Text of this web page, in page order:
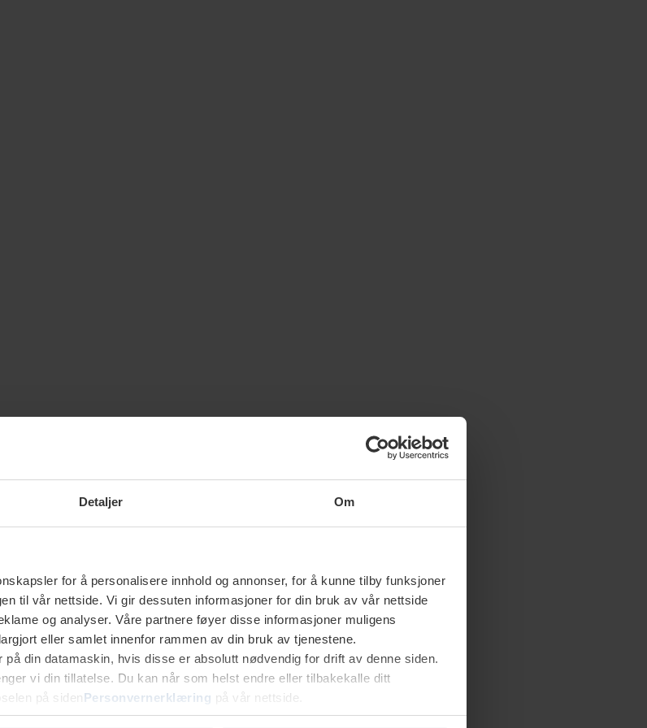
Detaljer Om
for å personalisere innhold og annonser, for å kunne tilby funksjoner
til vår nettside. Vi gir dessuten informasjoner for din bruk av vår nettside
og analyser. Våre partnere føyer disse informasjoner muligens
eller samlet innenfor rammen av din bruk av tjenestene.
din datamaskin, hvis disse er absolutt nødvendig for drift av denne siden.
vi din tillatelse. Du kan når som helst endre eller tilbakekalle ditt
på sidenPersonvernerklæring på vår nettside.